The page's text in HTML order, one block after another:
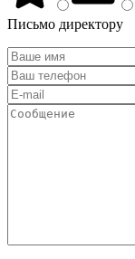
Письмо директору